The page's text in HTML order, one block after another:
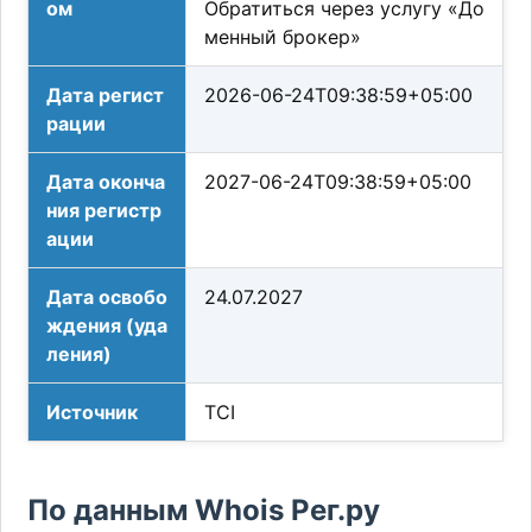
ом
Обратиться через услугу «До
менный брокер»
Дата регист
рации
2026-06-24T09:38:59+05:00
Дата оконча
ния регистр
ации
2027-06-24T09:38:59+05:00
Дата освобо
ждения (уда
ления)
24.07.2027
Источник TCI
По данным Whois Рег.ру